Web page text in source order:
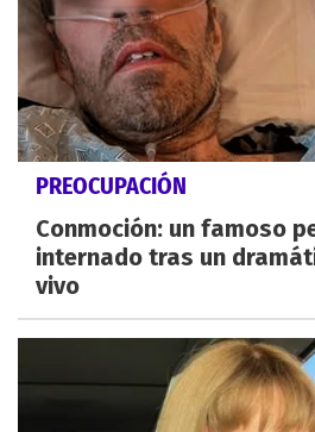
PREOCUPACIÓN
Conmoción: un famoso
internado tras un
vivo